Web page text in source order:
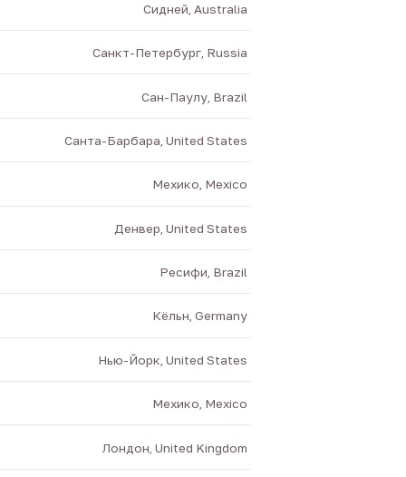
Сидней, Australia
Санкт-Петербург, Russia
Сан-Паулу, Brazil
Санта-Барбара, United States
Мехико, Mexico
Денвер, United States
Ресифи, Brazil
Кёльн, Germany
Нью-Йорк, United States
Мехико, Mexico
Лондон, United Kingdom